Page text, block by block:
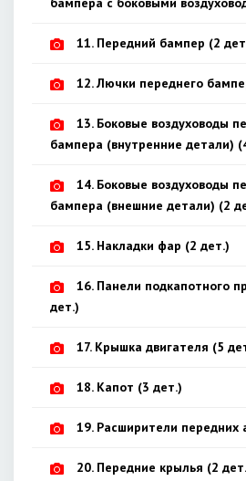
11. Передний бампер (2
12. Лючки переднего
13. Боковые воздуховоды
бампера (внутренние детали)
14. Боковые воздуховоды
бампера (внешние детали) (2
15. Накладки фар (2 дет.)
16. Панели подкапотного
дет.)
17. Крышка двигателя (5
18. Капот (3 дет.)
19. Расширители передних
20. Передние крылья (2